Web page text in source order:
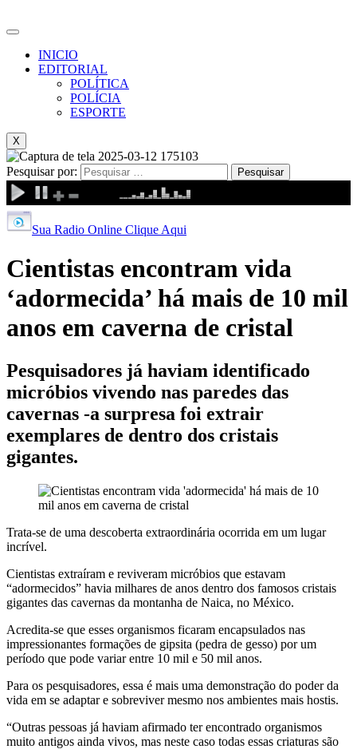
INICIO
EDITORIAL
POLÍTICA
POLÍCIA
ESPORTE
X
Pesquisar por:
Sua Radio Online Clique Aqui
Cientistas encontram vida
‘adormecida’ há mais de 10 mil
anos em caverna de cristal
Pesquisadores já haviam identificado
micróbios vivendo nas paredes das
cavernas -a surpresa foi extrair
exemplares de dentro dos cristais
gigantes.
Trata-se de uma descoberta extraordinária ocorrida em um lugar
incrível.
Cientistas extraíram e reviveram micróbios que estavam
“adormecidos” havia milhares de anos dentro dos famosos cristais
gigantes das cavernas da montanha de Naica, no México.
Acredita-se que esses organismos ficaram encapsulados nas
impressionantes formações de gipsita (pedra de gesso) por um
período que pode variar entre 10 mil e 50 mil anos.
Para os pesquisadores, essa é mais uma demonstração do poder da
vida em se adaptar e sobreviver mesmo nos ambientes mais hostis.
“Outras pessoas já haviam afirmado ter encontrado organismos
muito antigos ainda vivos, mas neste caso todas essas criaturas são